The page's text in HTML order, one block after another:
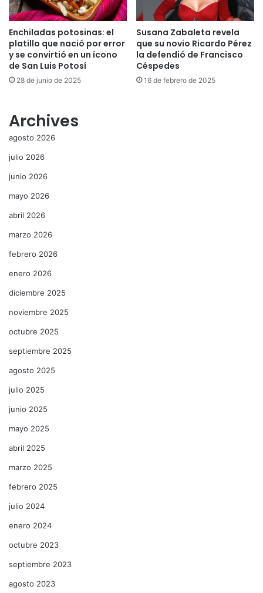
Enchiladas potosinas: el
platillo que nació por error
y se convirtió en un ícono
de San Luis Potosí
28 de junio de 2025
Susana Zabaleta revela
que su novio Ricardo Pérez
la defendió de Francisco
Céspedes
16 de febrero de 2025
Archives
agosto 2026
julio 2026
junio 2026
mayo 2026
abril 2026
marzo 2026
febrero 2026
enero 2026
diciembre 2025
noviembre 2025
octubre 2025
septiembre 2025
agosto 2025
julio 2025
junio 2025
mayo 2025
abril 2025
marzo 2025
febrero 2025
julio 2024
enero 2024
octubre 2023
septiembre 2023
agosto 2023